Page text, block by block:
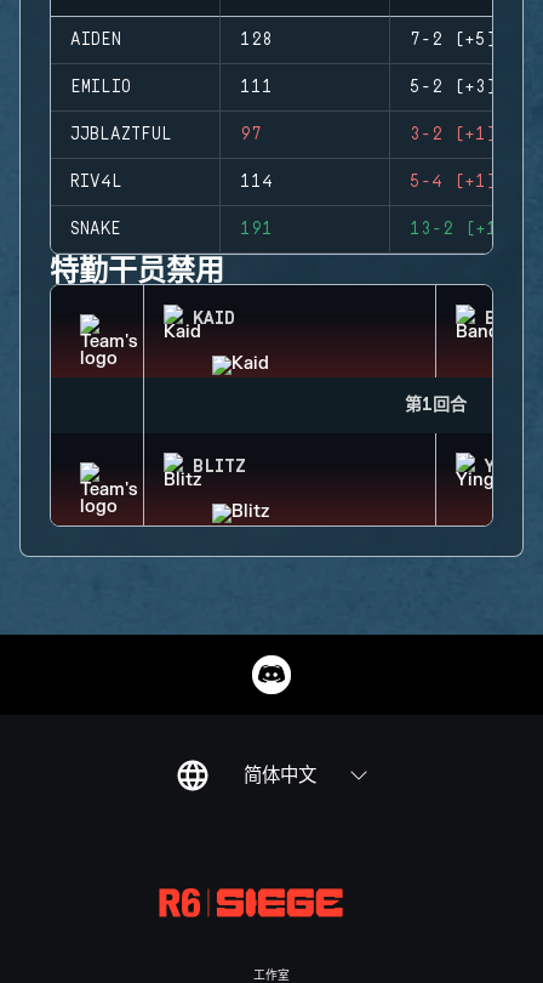
AIDEN 128 7-2 (+5)
EMILIO 111 5-2 (+3)
JJBLAZTFUL 97 3-2 (+1)
RIV4L 114 5-4 (+1)
SNAKE 191 13-2 (+11)
特勤干员禁用
KAID
第1回合
BLITZ YING
简体中文
工作室